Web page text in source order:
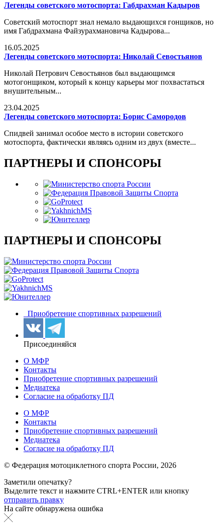
Легенды советского мотоспорта: Габдрахман Кадыров
Советский мотоспорт знал немало выдающихся гонщиков, но
имя Габдрахмана Файзурахмановича Кадырова...
16.05.2025
Легенды советского мотоспорта: Николай Севостьянов
Николай Петрович Севостьянов был выдающимся
мотогонщиком, который к концу карьеры мог похвастаться
внушительным...
23.04.2025
Легенды советского мотоспорта: Борис Самородов
Спидвей занимал особое место в истории советского
мотоспорта, фактически являясь одним из двух (вместе...
ПАРТНЕРЫ И СПОНСОРЫ
ПАРТНЕРЫ И СПОНСОРЫ
Приобретение спортивных разрешений
Присоединяйся
О МФР
Контакты
Приобретение спортивных разрешений
Медиатека
Согласие на обработку ПД
О МФР
Контакты
Приобретение спортивных разрешений
Медиатека
Согласие на обработку ПД
© Федерация мотоциклетного спорта России, 2026
Заметили опечатку?
Выделите текст и нажмите CTRL+ENTER или кнопку
отправить правку
На сайте обнаружена ошибка